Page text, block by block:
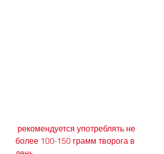
более 100-150 грамм творога в